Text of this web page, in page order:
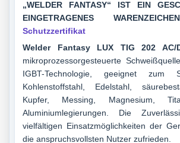
„WELDER FANTASY“ IST EIN
EINGETRAGENES WARENZEICHEN
Schutzzertifikat
Welder Fantasy LUX TIG 202
mikroprozessorgesteuerte
IGBT-Technologie, geeignet zum
Kohlenstoffstahl, Edelstahl,
Kupfer, Messing, Magnesium,
Aluminiumlegierungen. Die
vielfältigen Einsatzmöglichkeiten der
die anspruchsvollsten Nutzer zufrieden.